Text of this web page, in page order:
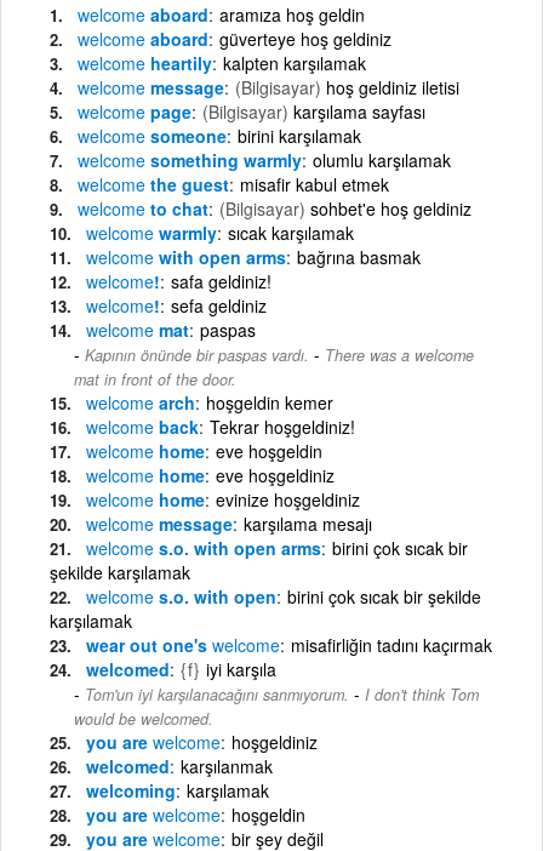
welcome aboard aramıza hoş geldin
welcome aboard güverteye hoş geldiniz
welcome heartily kalpten karşılamak
welcome message (Bilgisayar) hoş geldiniz iletisi
welcome page (Bilgisayar) karşılama sayfası
welcome someone birini karşılamak
welcome something warmly olumlu karşılamak
welcome the guest misafir kabul etmek
welcome to chat (Bilgisayar) sohbet'e hoş geldiniz
welcome warmly sıcak karşılamak
welcome with open arms bağrına basmak
welcome! safa geldiniz!
welcome! sefa geldiniz
welcome mat paspas
Kapının önünde bir paspas vardı. - There was a welcome
mat in front of the door.
welcome arch hoşgeldin kemer
welcome back Tekrar hoşgeldiniz!
welcome home eve hoşgeldin
welcome home eve hoşgeldiniz
welcome home evinize hoşgeldiniz
welcome message karşılama mesajı
welcome s.o. with open arms birini çok sıcak bir
şekilde karşılamak
welcome s.o. with open birini çok sıcak bir şekilde
karşılamak
wear out one's welcome misafirliğin tadını kaçırmak
welcomed {f} iyi karşıla
Tom'un iyi karşılanacağını sanmıyorum. - I don't think Tom
would be welcomed.
you are welcome hoşgeldiniz
welcomed karşılanmak
welcoming karşılamak
you are welcome hoşgeldin
you are welcome bir şey değil